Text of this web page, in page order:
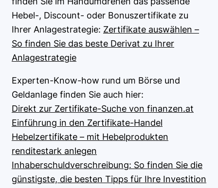
Hebel-, Discount- oder Bonuszertifikate zu
Ihrer Anlagestrategie: Zertifikate auswählen –
So finden Sie das beste Derivat zu Ihrer
Anlagestrategie
Experten-Know-how rund um Börse und
Geldanlage finden Sie auch hier:
Direkt zur Zertifikate-Suche von finanzen.at
Einführung in den Zertifikate-Handel
Hebelzertifikate – mit Hebelprodukten
renditestark anlegen
Inhaberschuldverschreibung: So finden Sie die
günstigste, die besten Tipps für Ihre Investition